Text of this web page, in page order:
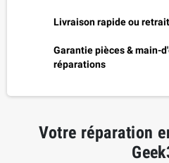
Livraison rapide ou
Garantie pièces & main-
réparations
Votre réparation